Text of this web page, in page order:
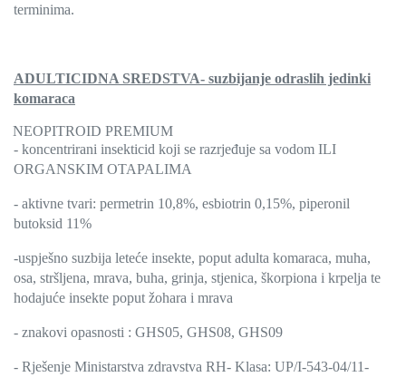
terminima.
ADULTICIDNA SREDSTVA- suzbijanje odraslih jedinki
komaraca
NEOPITROID PREMIUM
- koncentrirani insekticid koji se razrjeđuje sa vodom ILI
ORGANSKIM OTAPALIMA
- aktivne tvari: permetrin 10,8%, esbiotrin 0,15%, piperonil
butoksid 11%
-uspješno suzbija leteće insekte, poput adulta komaraca, muha,
osa, stršljena, mrava, buha, grinja, stjenica, škorpiona i krpelja te
hodajuće insekte poput žohara i mrava
- znakovi opasnosti : GHS05, GHS08, GHS09
- Rješenje Ministarstva zdravstva RH- Klasa: UP/I-543-04/11-